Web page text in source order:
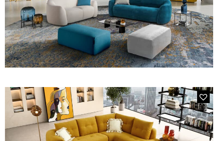
3152 VÉNUS
Canapé 3 places en tissu bleu